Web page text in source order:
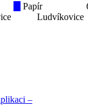
Papír
Ludvíkovice
–